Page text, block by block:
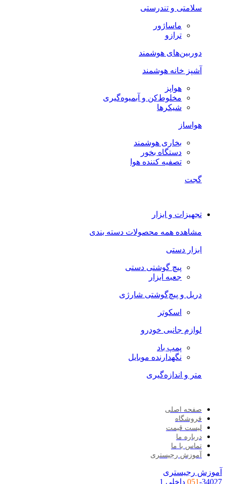
سلامتی و تندرستی
ماساژور
ترازو
دوربین‌های هوشمند
آشپز خانه هوشمند
هواپز
مخلوط‌کن و آبمیوه‌گیری
شیکرها
هواساز
بخاری هوشمند
دستگاه بخور
تصفیه کننده هوا
گجت
تجهیزات و ابزار
مشاهده همه محصولات دسته بندی
ابزار دستی
پیچ گوشتی دستی
جعبه ابزار
دریل و پیچ‌گوشتی شارژی
اسکوتر
لوازم جانبی خودرو
پمپ باد
نگهدارنده موبایل
متر و اندازه‌گیری
صفحه اصلی
فروشگاه
لیست قیمت
درباره ما
تماس با ما
آموزش رجیستری
آموزش رجیستری
051-34027 داخلی 1